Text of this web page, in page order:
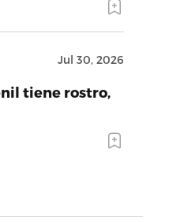
Jul 30, 2026
tiene rostro,